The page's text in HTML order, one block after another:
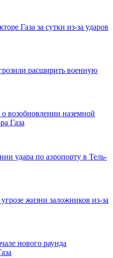
Газа за сутки из-за ударов
расширить военную
возобновлении наземной
Газа
удара по аэропорту в Тель-
жизни заложников из-за
нового раунда